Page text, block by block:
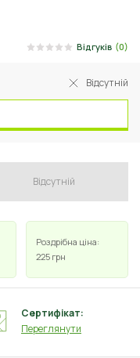
Відгуків (0)
Відсутній
Відсутній
Роздрібна ціна:
225 грн
Сертифікат:
Переглянути